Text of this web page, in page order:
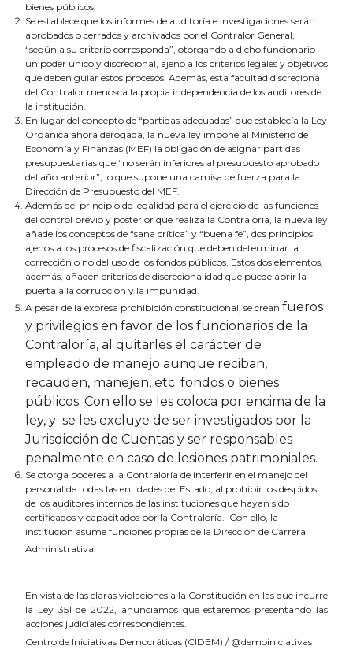
bienes públicos.
Se establece que los informes de auditoría e investigaciones serán
aprobados o cerrados y archivados por el Contralor General,
“según a su criterio corresponda”, otorgando a dicho funcionario
un poder único y discrecional, ajeno a los criterios legales y objetivos
que deben guiar estos procesos. Además, esta facultad discrecional
del Contralor menosca la propia independencia de los auditores de
la institución.
En lugar del concepto de “partidas adecuadas” que establecía la Ley
Orgánica ahora derogada, la nueva ley impone al Ministerio de
Economía y Finanzas (MEF) la obligación de asignar partidas
presupuestarias que “no serán inferiores al presupuesto aprobado
del año anterior”, lo que supone una camisa de fuerza para la
Dirección de Presupuesto del MEF.
Además del principio de legalidad para el ejercicio de las funciones
del control previo y posterior que realiza la Contraloría, la nueva ley
añade los conceptos de “sana crítica” y “buena fe”, dos principios
ajenos a los procesos de fiscalización que deben determinar la
corrección o no del uso de los fondos públicos. Estos dos elementos,
además, añaden criterios de discrecionalidad que puede abrir la
puerta a la corrupción y la impunidad.
A pesar de la expresa prohibición constitucional, se crean fueros
y privilegios en favor de los funcionarios de la
Contraloría, al quitarles el carácter de
empleado de manejo aunque reciban,
recauden, manejen, etc. fondos o bienes
públicos. Con ello se les coloca por encima de la
ley, y se les excluye de ser investigados por la
Jurisdicción de Cuentas y ser responsables
penalmente en caso de lesiones patrimoniales.
Se otorga poderes a la Contraloría de interferir en el manejo del
personal de todas las entidades del Estado, al prohibir los despidos
de los auditores internos de las instituciones que hayan sido
certificados y capacitados por la Contraloría. Con ello, la
institución asume funciones propias de la Dirección de Carrera
Administrativa.
En vista de las claras violaciones a la Constitución en las que incurre
la Ley 351 de 2022, anunciamos que estaremos presentando las
acciones judiciales correspondientes.
Centro de Iniciativas Democráticas (CIDEM) / @demoiniciativas